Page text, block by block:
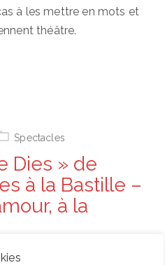
à les mettre en mots et
théâtre.
Spectacles
Dies » de
à la Bastille –
à la